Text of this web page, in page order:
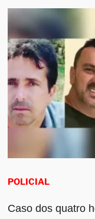
POLICIAL
Caso dos quatro